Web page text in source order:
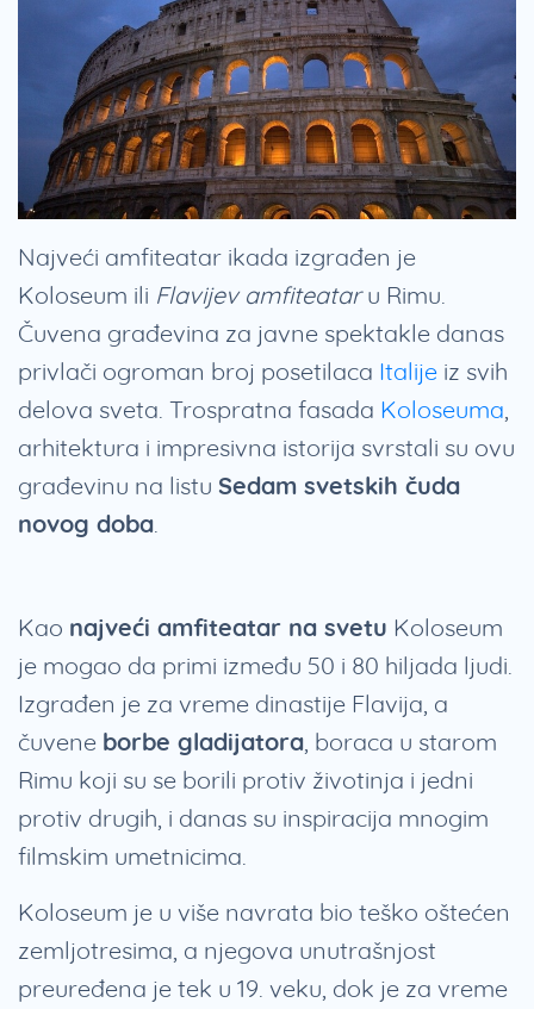
Najveći amfiteatar ikada izgrađen je
Koloseum ili Flavijev amfiteataru Rimu.
Čuvena građevina za javne spektakle danas
privlači ogroman broj posetilaca Italije iz svih
delova sveta. Trospratna fasada Koloseuma
arhitektura i impresivna istorija svrstali su ovu
građevinu na listu Sedam svetskih čuda
novog doba
Kao najveći amfiteatar na svetu Koloseum
je mogao da primi između 50 i 80 hiljada ljudi.
Izgrađen je za vreme dinastije Flavija, a
čuvene borbe gladijatora , boraca u starom
Rimu koji su se borili protiv životinja i jedni
protiv drugih, i danas su inspiracija mnogim
filmskim umetnicima.
Koloseum je u više navrata bio teško oštećen
zemljotresima, a njegova unutrašnjost
preuređena je tek u 19. veku, dok je za vreme